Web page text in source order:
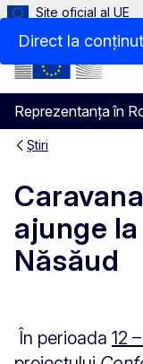
Direct la
Site oficial al UE
Reprezentanța în
Menu
Știri
ajunge
Năsăud
În perioada 12